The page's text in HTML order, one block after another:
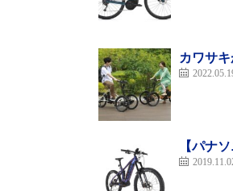
カワサ
【パナ